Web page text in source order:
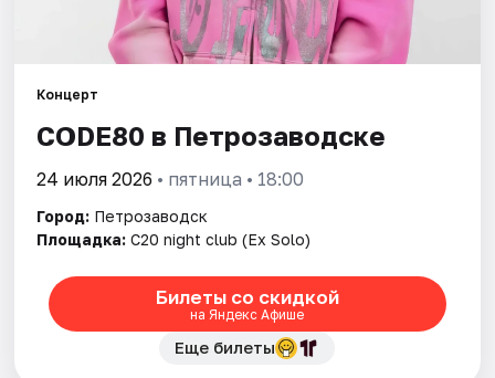
Площадки
Артисты
Концерт
CODE80 в Петрозаводске
24 июля 2026 • пятница • 18:00
Город: Петрозаводск
Площадка: C20 night club (Ex Solo)
Билеты со скидкой
на Яндекс Афише
Еще билеты